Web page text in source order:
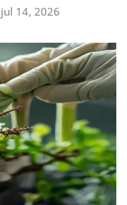
jul 14, 2026